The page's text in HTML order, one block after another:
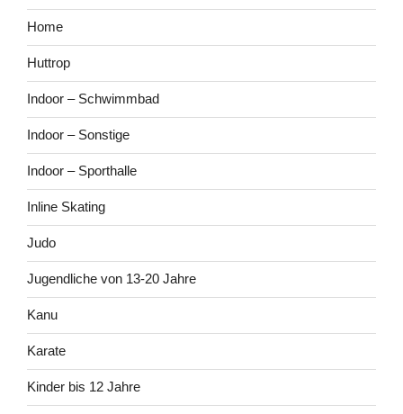
Home
Huttrop
Indoor – Schwimmbad
Indoor – Sonstige
Indoor – Sporthalle
Inline Skating
Judo
Jugendliche von 13-20 Jahre
Kanu
Karate
Kinder bis 12 Jahre